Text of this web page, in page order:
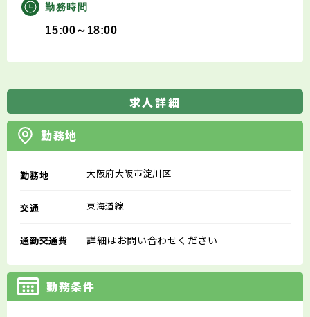
勤務時間
15:00～18:00
求人詳細
勤務地
勤務地 大阪府大阪市淀川区
交通 東海道線
通勤交通費 詳細はお問い合わせください
勤務条件